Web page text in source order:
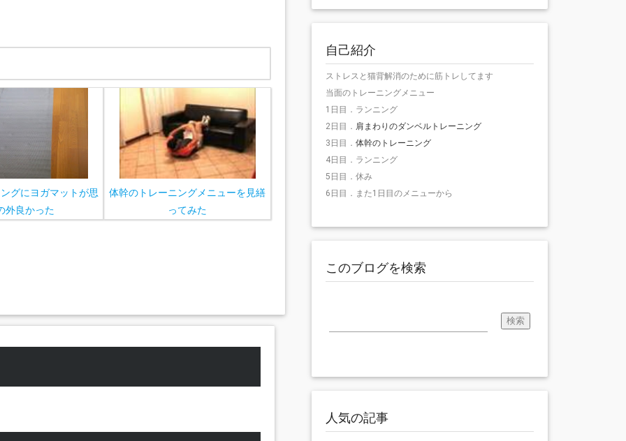
グにヨガマットが思
外良かった
体幹のトレーニングメニューを見繕
ってみた
自己紹介
ストレスと猫背解消のために筋トレしてます
当面のトレーニングメニュー
1日目．ランニング
2日目． 肩まわりのダンベルトレーニング
3日目． 体幹のトレーニング
4日目．ランニング
5日目．休み
6日目．また1日目のメニューから
このブログを検索
人気の記事